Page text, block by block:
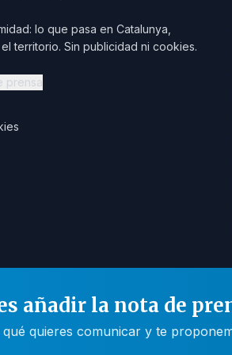
lo que pasa en Catalunya,
territorio. Sin publicidad ni cookies.
prensa
añadir la nota de
qué quieres comunicar y te